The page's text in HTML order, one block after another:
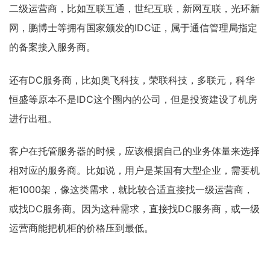
二级运营商，比如互联互通，世纪互联，新网互联，光环新
网，鹏博士等拥有国家颁发的IDC证，属于通信管理局指定
的备案接入服务商。
还有DC服务商，比如奥飞科技，荣联科技，多联元，科华
恒盛等原本不是IDC这个圈内的公司，但是投资建设了机房
进行出租。
客户在托管服务器的时候，应该根据自己的业务体量来选择
相对应的服务商。比如说，用户是某国有大型企业，需要机
柜1000架，像这类需求，就比较合适直接找一级运营商，
或找DC服务商。因为这种需求，直接找DC服务商，或一级
运营商能把机柜的价格压到最低。